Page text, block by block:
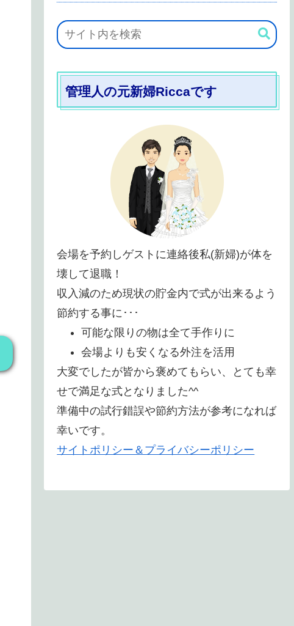
管理人の元新婦Riccaです
会場を予約しゲストに連絡後私(新婦)が体を
壊して退職！
収入減のため現状の貯金内で式が出来るよう
節約する事に･･･
可能な限りの物は全て手作りに
会場よりも安くなる外注を活用
大変でしたが皆から褒めてもらい、とても幸
せで満足な式となりました^^
準備中の試行錯誤や節約方法が参考になれば
幸いです。
サイトポリシー＆プライバシーポリシー